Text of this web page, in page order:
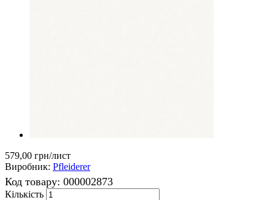
579,00 грн/лист
Виробник: Pfleiderer
Код товару: 000002873
Кількість